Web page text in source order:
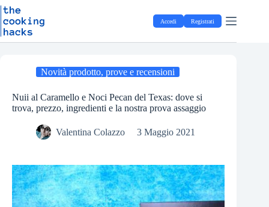
S
t
Salta
al
contenuto
Accedi Registrati
Novità prodotto, prove e recensioni
Nuii al Caramello e Noci Pecan del Texas: dove si
trova, prezzo, ingredienti e la nostra prova assaggio
Valentina Colazzo 3 Maggio 2021